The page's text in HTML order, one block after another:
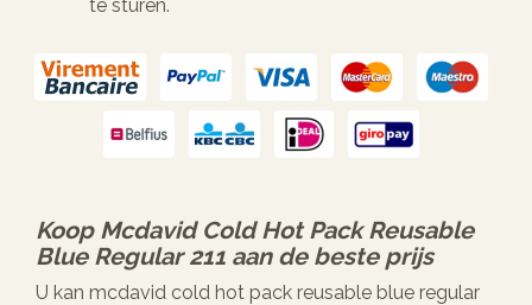
te sturen.
Koop Mcdavid Cold Hot Pack Reusable
Blue Regular 211 aan de beste prijs
U kan mcdavid cold hot pack reusable blue regular